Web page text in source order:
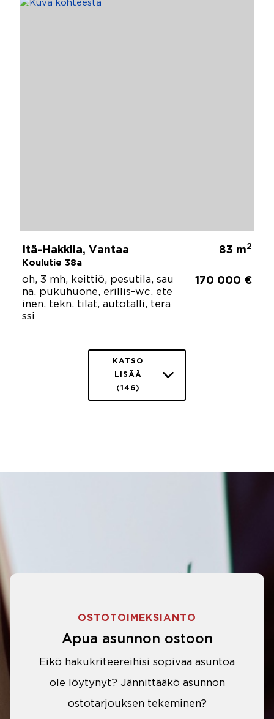
Itä-Hakkila, Vantaa
Koulutie 38a
83 m2
oh, 3 mh, keittiö, pesutila, sau
na, pukuhuone, erillis-wc, ete
inen, tekn. tilat, autotalli, tera
ssi
170 000 €
KATSO
LISÄÄ
(146)
OSTOTOIMEKSIANTO
Apua asunnon ostoon
Eikö hakukriteereihisi sopivaa asuntoa
ole löytynyt? Jännittääkö asunnon
ostotarjouksen tekeminen?